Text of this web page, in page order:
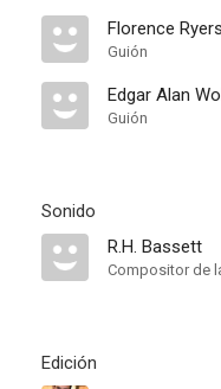
Florence
Guión
Edgar Alan
Guión
Sonido
R.H. Bassett
Compositor de
Edición